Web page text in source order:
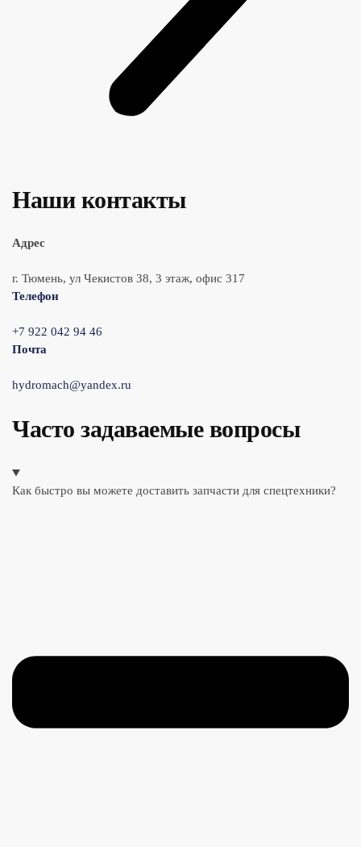
Наши контакты
Адрес
г. Тюмень, ул Чекистов 38, 3 этаж, офис 317
Телефон
+7 922 042 94 46
Почта
hydromach@yandex.ru
Часто задаваемые вопросы
Как быстро вы можете доставить запчасти для спецтехники?